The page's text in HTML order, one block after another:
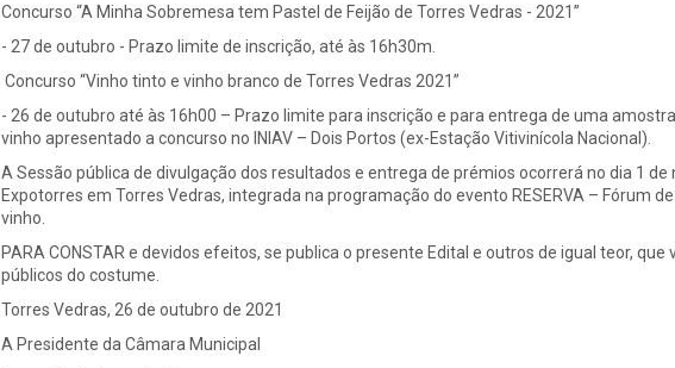
Concurso “A Minha Sobremesa tem Pastel de Feijão de Torres Vedras - 2021”
- 27 de outubro - Prazo limite de inscrição, até às 16h30m.
Concurso “Vinho tinto e vinho branco de Torres Vedras 2021”
- 26 de outubro até às 16h00 – Prazo limite para inscrição e para entrega de uma
vinho apresentado a concurso no INIAV – Dois Portos (ex-Estação Vitivinícola Nacional).
A Sessão pública de divulgação dos resultados e entrega de prémios ocorrerá no dia 1
Expotorres em Torres Vedras, integrada na programação do evento RESERVA – Fórum
vinho.
PARA CONSTAR e devidos efeitos, se publica o presente Edital e outros de igual teor,
públicos do costume.
Torres Vedras, 26 de outubro de 2021
A Presidente da Câmara Municipal